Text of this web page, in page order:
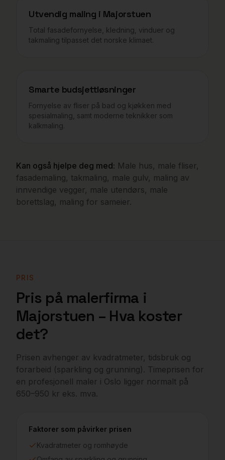
Utvendig maling i Majorstuen
Total fasadefornyelse, kledning, vinduer og
takmaling tilpasset det norske klimaet.
Smarte budsjettløsninger
Fornyelse av fliser på bad og kjøkken med
spesialmaling, samt moderne teknikker som
kalkmaling.
Kan også hjelpe deg med: Male hus, male fliser,
fasademaling, takmaling, male gulv, maling av
innvendige vegger, male utendørs, male
borettslag, maling for sameier.
PRIS
Pris på malerfirma i
Majorstuen – Hva koster
det?
Prisen avhenger av kvadratmeter, tidsbruk og
forarbeid (sparkling og grunning). Timeprisen for
en profesjonell maler i Oslo ligger normalt på
650–950 kr eks. mva.
Faktorer som påvirker prisen
Kvadratmeter og romhøyde